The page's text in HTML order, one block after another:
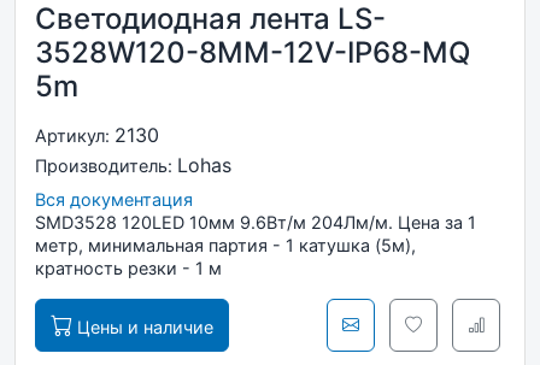
Светодиодная лента LS-
3528W120-8MM-12V-IP68-MQ
5m
Артикул: 2130
Производитель: Lohas
Вся документация
SMD3528 120LED 10мм 9.6Вт/м 204Лм/м. Цена за 1
метр, минимальная партия - 1 катушка (5м),
кратность резки - 1 м
Цены и наличие